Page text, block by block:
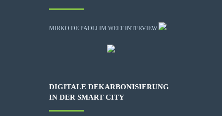
MIRKO DE PAOLI IM WELT-INTERVIEW
DIGITALE DEKARBONISIERUNG
IN DER SMART CITY